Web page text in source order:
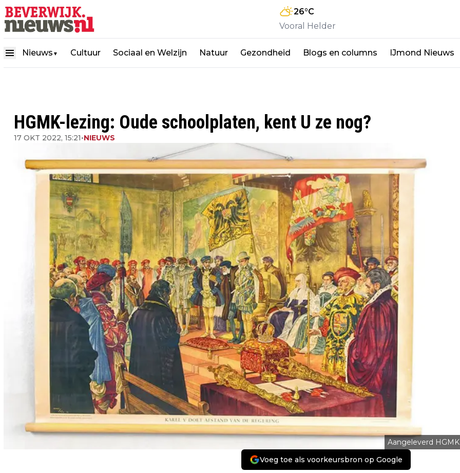
26°C
Vooral Helder
Nieuws ▼ Cultuur Sociaal en Welzijn Natuur Gezondheid Blogs en columns IJmond Nieuws
HGMK-lezing: Oude schoolplaten, kent U ze nog?
17 OKT 2022, 15:21•NIEUWS
Aangeleverd HGMK
Voeg toe als voorkeursbron op Google